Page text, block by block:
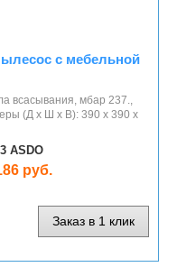
с мебельной
всасывания, мбар 237.,
(Д х Ш х В): 390 х 390 х
ASDO
руб.
Заказ в 1 клик